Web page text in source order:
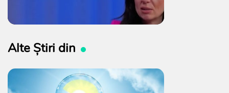
Alte Știri din